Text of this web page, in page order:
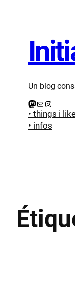
contenu
Un blog
Mastodon E-mail Instagram
• things i
• infos